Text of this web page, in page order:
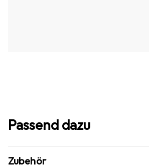
Passend dazu
Zubehör